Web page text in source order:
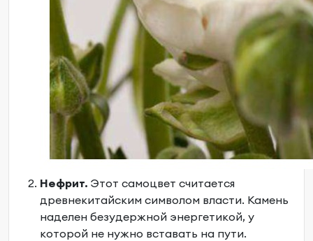
Нефрит. Этот самоцвет считается
древнекитайским символом власти. Камень
наделен безудержной энергетикой, у
которой не нужно вставать на пути.